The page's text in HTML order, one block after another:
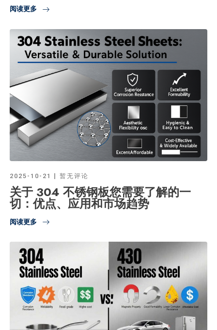
阅读更多
2025-10-21 暂无评论
关于 304 不锈钢板您需要了解的一
切：优点、应用和市场趋势
阅读更多